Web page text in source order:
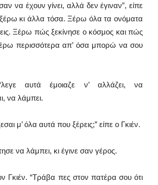
να έχουν γίνει, αλλά δεν έγιναν”, είπε
κι άλλα τόσα. Ξέρω όλα τα ονόματα
Ξέρω πώς ξεκίνησε ο κόσμος και πώς
περισσότερα απ’ όσα μπορώ να σου
αυτά έμοιαζε ν’ αλλάζει, να
να λάμπει.
μ’ όλα αυτά που ξέρεις;” είπε ο Γκιέν.
να λάμπει, κι έγινε σαν γέρος.
Γκιέν. “Τράβα πες στον πατέρα σου ότι